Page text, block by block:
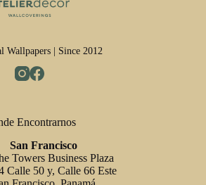
Wallpapers | Since 2012
Encontrarnos
San Francisco
Towers Business Plaza
Calle 50 y, Calle 66 Este